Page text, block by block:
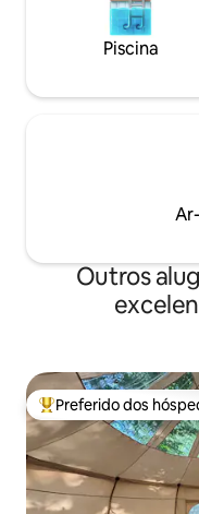
Piscina
Outros
Entre os melhores
Preferido dos